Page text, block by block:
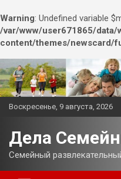
Warning: Undefined variable
/var/www/user671865/
content/themes/newscard/
Перейти
к
содержимому
Воскресенье, 9 августа, 2026
Дела
Семейный